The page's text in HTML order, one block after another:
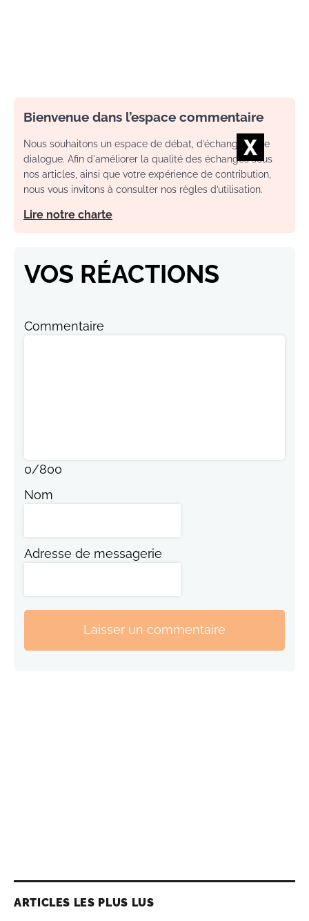
Bienvenue dans l’espace commentaire
Nous souhaitons un espace de débat, d’échange et de
dialogue. Afin d'améliorer la qualité des échanges sous
nos articles, ainsi que votre expérience de contribution,
nous vous invitons à consulter nos règles d’utilisation.
Lire notre charte
VOS RÉACTIONS
Commentaire
0/800
Nom
Adresse de messagerie
Laisser un commentaire
ARTICLES LES PLUS LUS